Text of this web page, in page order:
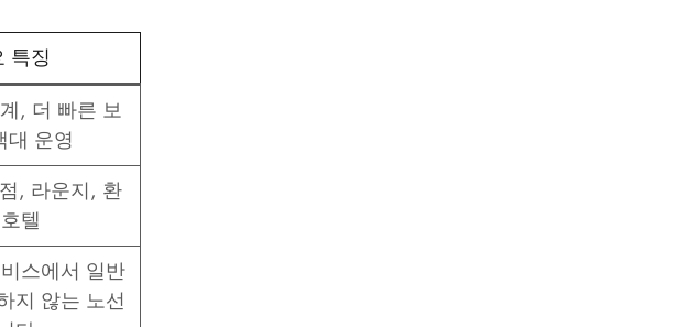
특징
, 더 빠른 보
대 운영
, 라운지, 환
텔
스에서 일반
지 않는 노선